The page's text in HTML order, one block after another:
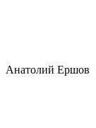
Анатолий Ершов